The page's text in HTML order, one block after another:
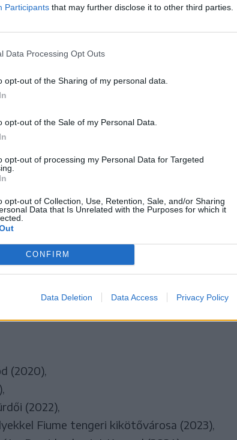
Participants that may further disclose it to other third parties.
Data Processing Opt Outs
opt-out of the Sharing of my personal data.
opt-out of the Sale of my Personal Data.
opt-out of processing my Personal Data for Targeted
opt-out of Collection, Use, Retention, Sale, and/or Sharing
Data that Is Unrelated with the Purposes for which it
CONFIRM
Data Deletion Data Access Privacy Policy
heliotermikus tava, a világszenzációnak tartott
Amint a bukaresti
medencei fürdővilág kiállítás-sorozat hét éve
(2020),
(2022),
Fiume tengeri kikötővárosa (2023),